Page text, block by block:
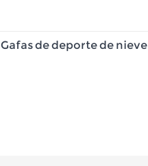
Gafas de deporte de nieve